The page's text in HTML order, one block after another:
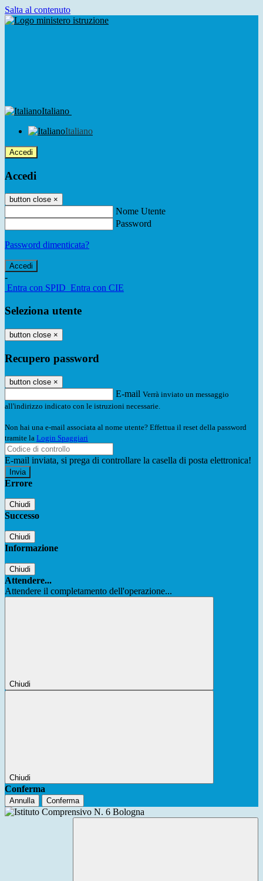
Salta al contenuto
Italiano
Italiano
Accedi
Accedi
button close ×
Nome Utente
Password
Password dimenticata?
-
Entra con SPID Entra con CIE
Seleziona utente
button close ×
Recupero password
button close ×
E-mail Verrà inviato un messaggio
all'indirizzo indicato con le istruzioni necessarie.
Non hai una e-mail associata al nome utente? Effettua il reset della password
tramite la Login Spaggiari
E-mail inviata, si prega di controllare la casella di posta elettronica!
Errore
Chiudi
Successo
Chiudi
Informazione
Chiudi
Attendere...
Attendere il completamento dell'operazione...
Chiudi
Chiudi
Conferma
Annulla Conferma